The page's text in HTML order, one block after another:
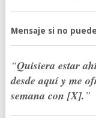
Mensaje si no
“Quisiera estar
desde aquí y me
semana con [X]. ”